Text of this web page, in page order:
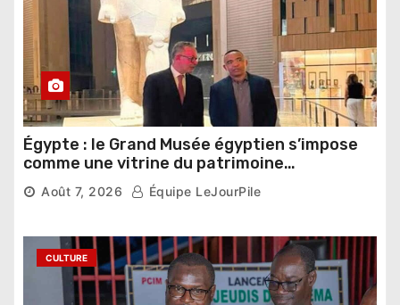
Égypte : le Grand Musée égyptien s’impose
comme une vitrine du patrimoine
pharaonique auprès des dirigeants
étrangers
Août 7, 2026 Équipe LeJourPile
CULTURE